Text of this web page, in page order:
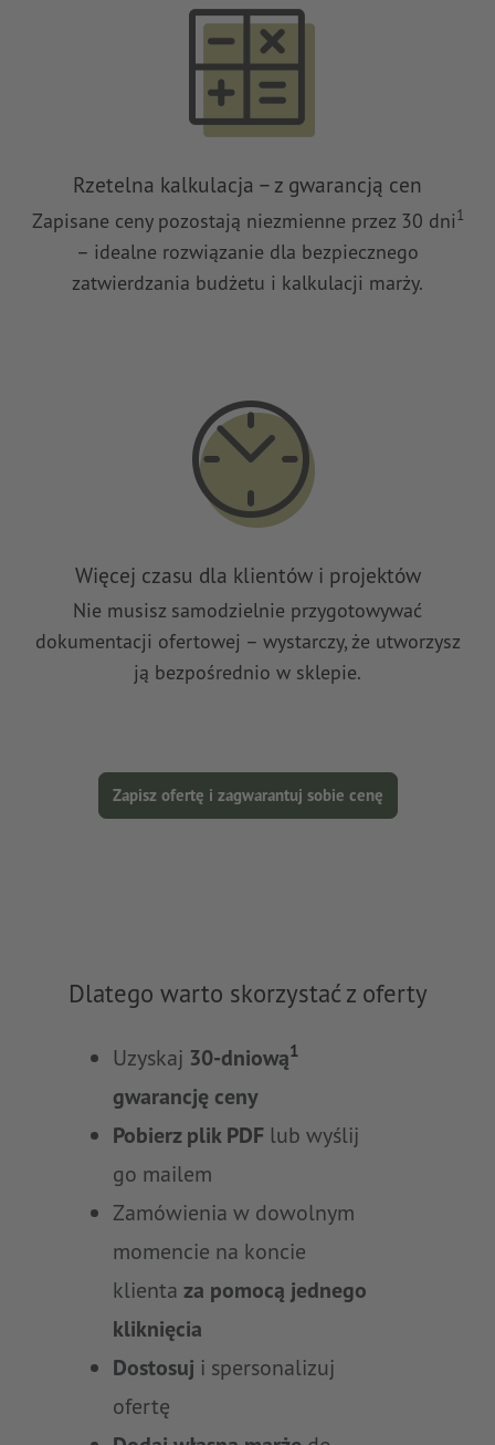
Rzetelna kalkulacja – z gwarancją cen
Zapisane ceny pozostają niezmienne przez 30 dni1
– idealne rozwiązanie dla bezpiecznego
zatwierdzania budżetu i kalkulacji marży.
Więcej czasu dla klientów i projektów
Nie musisz samodzielnie przygotowywać
dokumentacji ofertowej – wystarczy, że utworzysz
ją bezpośrednio w sklepie.
Zapisz ofertę i zagwarantuj sobie cenę
Dlatego warto skorzystać z oferty
Uzyskaj 30-dniową1
gwarancję ceny
Pobierz plik PDF lub wyślij
go mailem
Zamówienia w dowolnym
momencie na koncie
klienta za pomocą jednego
kliknięcia
Dostosuj i spersonalizuj
ofertę